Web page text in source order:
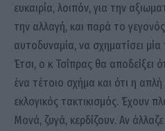
ευκαιρία, λοιπόν, για την
την αλλαγή, και παρά το
αυτοδυναμία, να σχηματίσει
Έτσι, ο κ Τσίπρας θα αποδείξει
ένα τέτοιο σχήμα και ότι η
εκλογικός τακτικισμός. Έχουν
Μονά, ζυγά, κερδίζουν. Αν